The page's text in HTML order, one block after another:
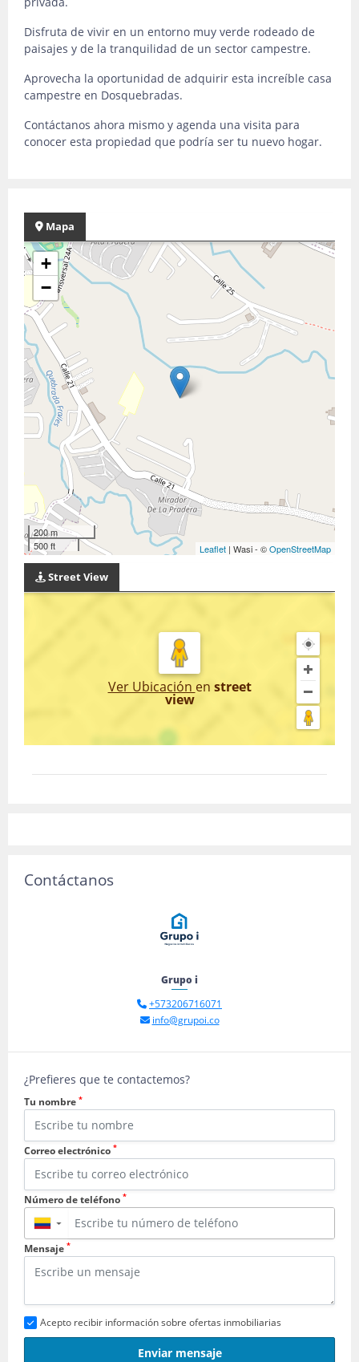
Disfruta de vivir en un entorno muy verde rodeado de
paisajes y de la tranquilidad de un sector campestre.
Aprovecha la oportunidad de adquirir esta increíble casa
campestre en Dosquebradas.
Contáctanos ahora mismo y agenda una visita para
conocer esta propiedad que podría ser tu nuevo hogar.
Mapa
+
−
200 m
500 ft
Leaflet | Wasi - ©OpenStreetMap
Street View
Ver Ubicación en street
view
Contáctanos
Grupo i
+573206716071
info@grupoi.co
¿Prefieres que te contactemos?
Tu nombre *
Correo electrónico *
Número de teléfono *
▼
Mensaje *
Acepto recibir información sobre ofertas inmobiliarias
Enviar mensaje